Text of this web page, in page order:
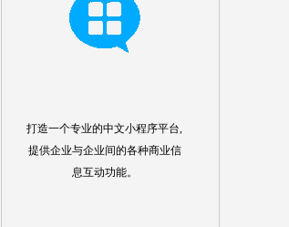
打造一个专业的中文小程序平台,
提供企业与企业间的各种商业信
息互动功能。